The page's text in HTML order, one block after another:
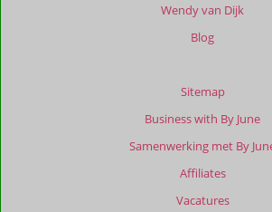
Wendy van Dijk
Blog
Sitemap
Business with By June
Samenwerking met By
Affiliates
Vacatures